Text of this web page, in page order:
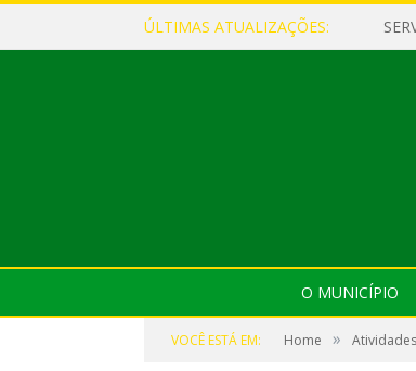
ÚLTIMAS ATUALIZAÇÕES:
O MUNICÍPIO
VOCÊ ESTÁ EM: Home »